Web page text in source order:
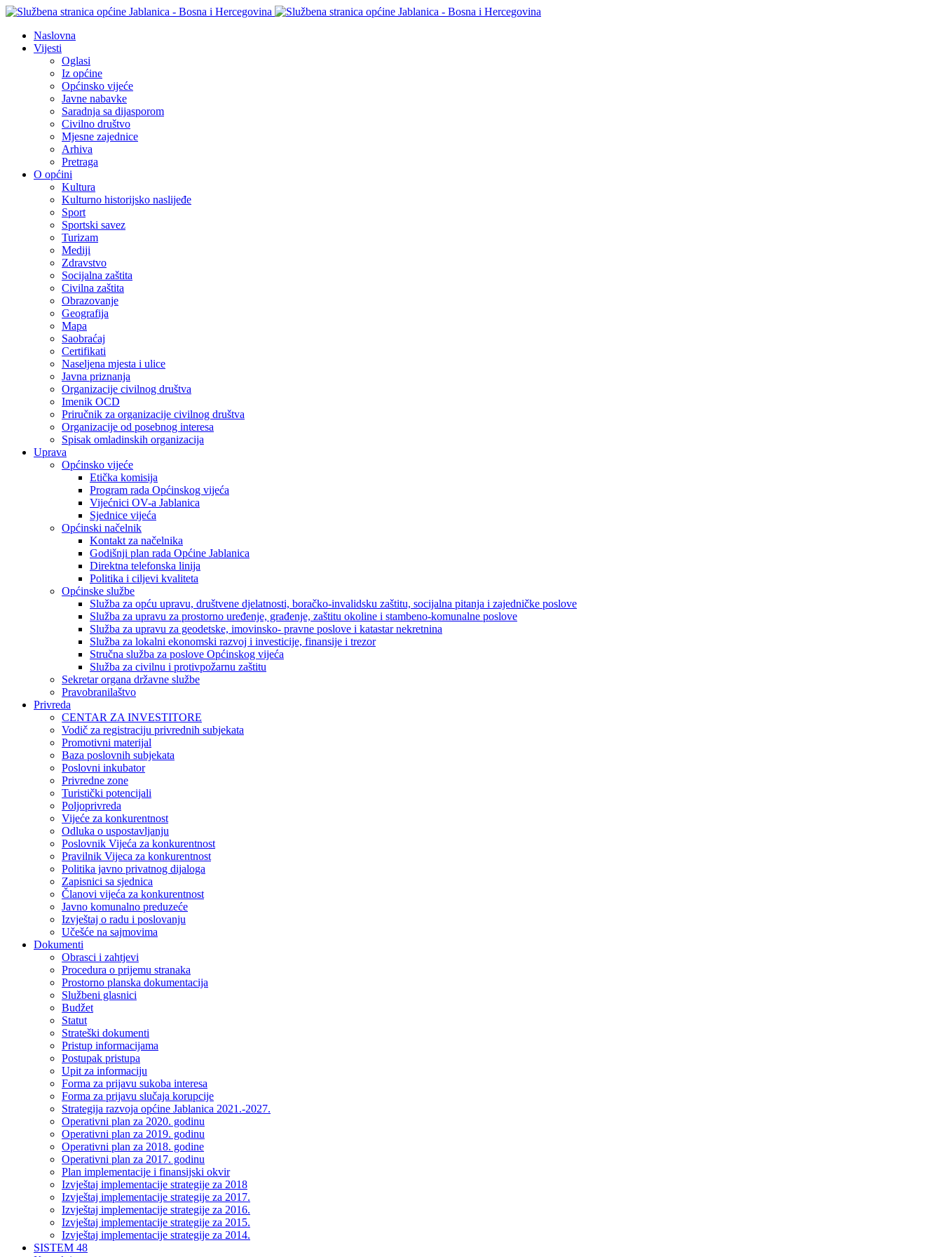
Naslovna
Vijesti
Oglasi
Iz općine
Općinsko vijeće
Javne nabavke
Saradnja sa dijasporom
Civilno društvo
Mjesne zajednice
Arhiva
Pretraga
O općini
Kultura
Kulturno historijsko naslijeđe
Sport
Sportski savez
Turizam
Mediji
Zdravstvo
Socijalna zaštita
Civilna zaštita
Obrazovanje
Geografija
Mapa
Saobraćaj
Certifikati
Naseljena mjesta i ulice
Javna priznanja
Organizacije civilnog društva
Imenik OCD
Priručnik za organizacije civilnog društva
Organizacije od posebnog interesa
Spisak omladinskih organizacija
Uprava
Općinsko vijeće
Etička komisija
Program rada Općinskog vijeća
Vijećnici OV-a Jablanica
Sjednice vijeća
Općinski načelnik
Kontakt za načelnika
Godišnji plan rada Općine Jablanica
Direktna telefonska linija
Politika i ciljevi kvaliteta
Općinske službe
Služba za opću upravu, društvene djelatnosti, boračko-invalidsku zaštitu, socijalna pitanja i zajedničke poslove
Služba za upravu za prostorno uređenje, građenje, zaštitu okoline i stambeno-komunalne poslove
Služba za upravu za geodetske, imovinsko- pravne poslove i katastar nekretnina
Služba za lokalni ekonomski razvoj i investicije, finansije i trezor
Stručna služba za poslove Općinskog vijeća
Služba za civilnu i protivpožarnu zaštitu
Sekretar organa državne službe
Pravobranilaštvo
Privreda
CENTAR ZA INVESTITORE
Vodič za registraciju privrednih subjekata
Promotivni materijal
Baza poslovnih subjekata
Poslovni inkubator
Privredne zone
Turistički potencijali
Poljoprivreda
Vijeće za konkurentnost
Odluka o uspostavljanju
Poslovnik Vijeća za konkurentnost
Pravilnik Vijeca za konkurentnost
Politika javno privatnog dijaloga
Zapisnici sa sjednica
Članovi vijeća za konkurentnost
Javno komunalno preduzeće
Izvještaj o radu i poslovanju
Učešće na sajmovima
Dokumenti
Obrasci i zahtjevi
Procedura o prijemu stranaka
Prostorno planska dokumentacija
Službeni glasnici
Budžet
Statut
Strateški dokumenti
Pristup informacijama
Postupak pristupa
Upit za informaciju
Forma za prijavu sukoba interesa
Forma za prijavu slučaja korupcije
Strategija razvoja općine Jablanica 2021.-2027.
Operativni plan za 2020. godinu
Operativni plan za 2019. godinu
Operativni plan za 2018. godine
Operativni plan za 2017. godinu
Plan implementacije i finansijski okvir
Izvještaj implementacije strategije za 2018
Izvještaj implementacije strategije za 2017.
Izvještaj implementacije strategije za 2016.
Izvještaj implementacije strategije za 2015.
Izvještaj implementacije strategije za 2014.
SISTEM 48